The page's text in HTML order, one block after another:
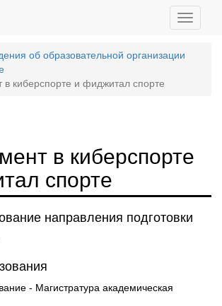
Toggle
об образовательной организации
киберспорте и фиджитал спорте
в киберспорте
спорте
направления подготовки
- Магистратура академическая